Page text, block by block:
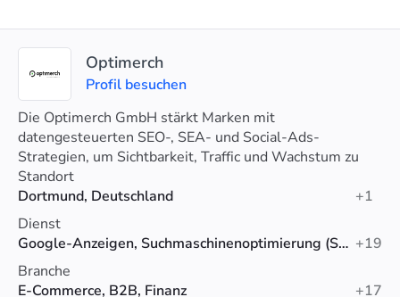
Optimerch
Profil besuchen
Die Optimerch GmbH stärkt Marken mit
datengesteuerten SEO-, SEA- und Social-Ads-
Strategien, um Sichtbarkeit, Traffic und Wachstum zu
steigern.
Standort
Dortmund, Deutschland
+1
Dienst
Google-Anzeigen, Suchmaschinenoptimierung (SEO), Social-Media-Werbung +19
Branche
E-Commerce, B2B, Finanz
+17